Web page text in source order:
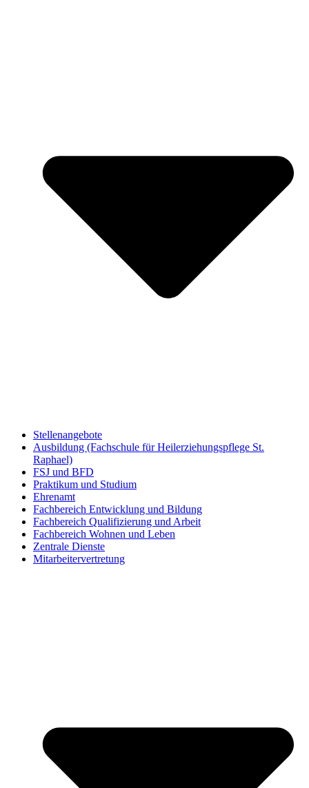
Stellenangebote
Ausbildung (Fachschule für Heilerziehungspflege St.
Raphael)
FSJ und BFD
Praktikum und Studium
Ehrenamt
Fachbereich Entwicklung und Bildung
Fachbereich Qualifizierung und Arbeit
Fachbereich Wohnen und Leben
Zentrale Dienste
Mitarbeitervertretung